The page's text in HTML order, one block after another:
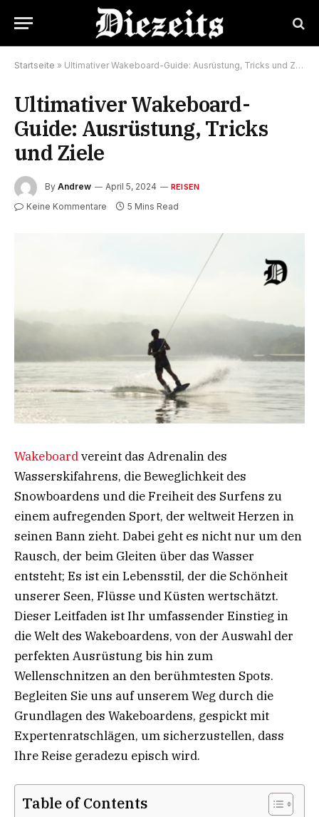
Startseite » Ultimativer Wakeboard-Guide: Ausrüstung, Tricks und Ziele
Ultimativer Wakeboard-
Guide: Ausrüstung, Tricks
und Ziele
By Andrew April 5, 2024 REISEN
Keine Kommentare 5 Mins Read
Wakeboardvereint das Adrenalin des
Wasserskifahrens, die Beweglichkeit des
Snowboardens und die Freiheit des Surfens zu
einem aufregenden Sport, der weltweit Herzen in
seinen Bann zieht. Dabei geht es nicht nur um den
Rausch, der beim Gleiten über das Wasser
entsteht; Es ist ein Lebensstil, der die Schönheit
unserer Seen, Flüsse und Küsten wertschätzt.
Dieser Leitfaden ist Ihr umfassender Einstieg in
die Welt des Wakeboardens, von der Auswahl der
perfekten Ausrüstung bis hin zum
Wellenschnitzen an den berühmtesten Spots.
Begleiten Sie uns auf unserem Weg durch die
Grundlagen des Wakeboardens, gespickt mit
Expertenratschlägen, um sicherzustellen, dass
Ihre Reise geradezu episch wird.
Table of Contents